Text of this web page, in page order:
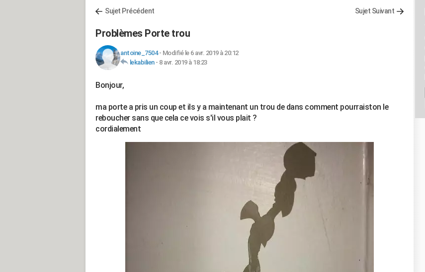
Sujet Précédent Sujet Suivant
Problèmes Porte trou
antoine_7504- Modifié le 6 avr. 2019 à 20:12
lekabilien- 8 avr. 2019 à 18:23
Bonjour,
ma porte a pris un coup et ils y a maintenant un trou de dans comment pourraiston le
reboucher sans que cela ce vois s'il vous plait ?
cordialement